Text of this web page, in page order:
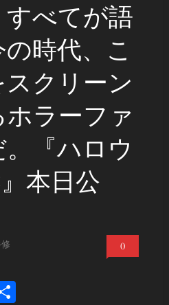
すべてが語
時代、こ
クリーン
ラーファ
『ハロウ
本日公
0